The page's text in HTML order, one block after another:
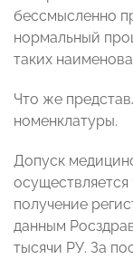
бессмысленно
нормальный
таких
Что же
номенклатуры.
Допуск
получение
данным
тысячи РУ. За